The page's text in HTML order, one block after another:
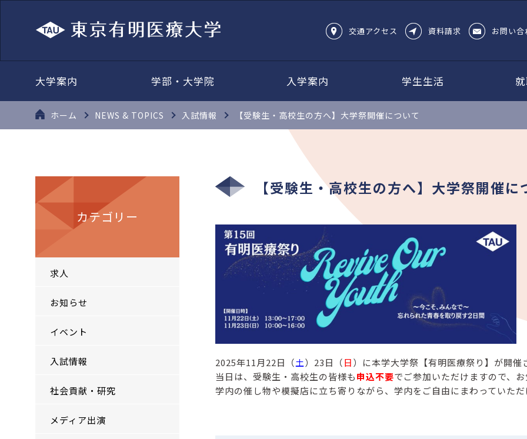
交通アクセス 資料請求 お問い合
大学案内 学部・大学院 入学案内 学生生活
ホーム NEWS & TOPICS 入試情報 【受験生・高校生の方へ】大学祭開催について
カテゴリー
求人
お知らせ
イベント
入試情報
社会貢献・研究
メディア出演
【受験生・高校生の方へ】大学祭開催に
2025年11月22日（土）23日（日）に本学大学祭【有明医療祭り】が開催
当日は、受験生・高校生の皆様も申込不要でご参加いただけますので、
学内の催し物や模擬店に立ち寄りながら、学内をご自由にまわっていた